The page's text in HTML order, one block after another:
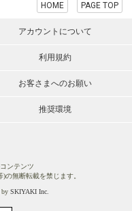
HOME PAGE TOP
アカウントについて
利用規約
お客さまへのお願い
推奨環境
ンテンツ
の無断転載を禁じます。
by SKIYAKI Inc.